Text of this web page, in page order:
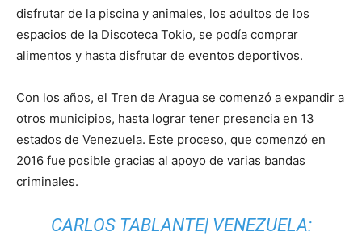
disfrutar de la piscina y animales, los adultos de los
espacios de la Discoteca Tokio, se podía comprar
alimentos y hasta disfrutar de eventos deportivos.
Con los años, el Tren de Aragua se comenzó a expandir a
otros municipios, hasta lograr tener presencia en 13
estados de Venezuela. Este proceso, que comenzó en
2016 fue posible gracias al apoyo de varias bandas
criminales.
CARLOS TABLANTE| VENEZUELA: